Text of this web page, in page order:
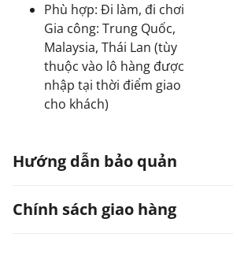
Phù hợp: Đi làm, đi chơi
Gia công: Trung Quốc,
Malaysia, Thái Lan (tùy
thuộc vào lô hàng được
nhập tại thời điểm giao
cho khách)
Hướng dẫn bảo quản
Hạn chế sản phẩm bị thấm nước.
Chính sách giao hàng